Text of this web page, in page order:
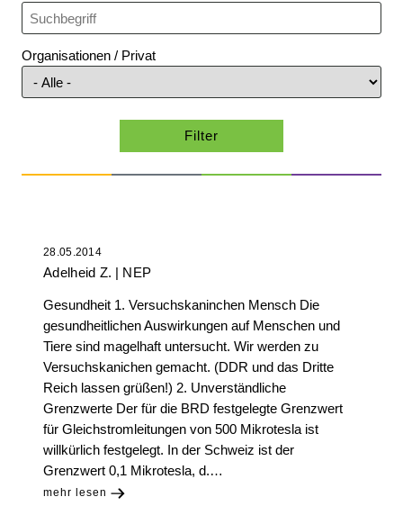
Organisationen / Privat
28.05.2014
Adelheid Z. NEP
Gesundheit 1. Versuchskaninchen Mensch Die
gesundheitlichen Auswirkungen auf Menschen und
Tiere sind magelhaft untersucht. Wir werden zu
Versuchskanichen gemacht. (DDR und das Dritte
Reich lassen grüßen!) 2. Unverständliche
Grenzwerte Der für die BRD festgelegte Grenzwert
für Gleichstromleitungen von 500 Mikrotesla ist
willkürlich festgelegt. In der Schweiz ist der
Grenzwert 0,1 Mikrotesla, d.…
mehr lesen